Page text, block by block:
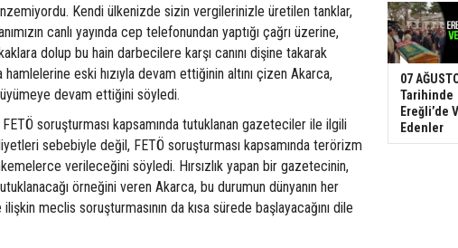
Kendi ülkenizde sizin vergilerinizle üretilen tanklar,
canlı yayında cep telefonundan yaptığı çağrı üzerine,
dolup bu hain darbecilere karşı canını dişine takarak
eski hızıyla devam ettiğinin altını çizen Akarca,
devam ettiğini söyledi.
soruşturması kapsamında tutuklanan gazeteciler ile ilgili
sebebiyle değil, FETÖ soruşturması kapsamında terörizm
verileceğini söyledi. Hırsızlık yapan bir gazetecinin,
örneğini veren Akarca, bu durumun dünyanın her
meclis soruşturmasının da kısa sürede başlayacağını dile
07
Tarihinde
Ereğli’de
Edenler